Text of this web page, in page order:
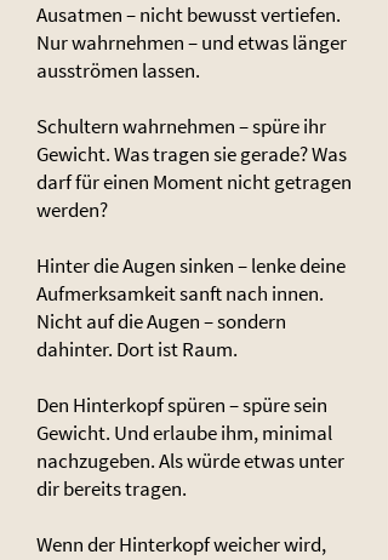
Ausatmen – nicht bewusst vertiefen.
Nur wahrnehmen – und etwas länger
ausströmen lassen.
Schultern wahrnehmen – spüre ihr
Gewicht. Was tragen sie gerade? Was
darf für einen Moment nicht getragen
werden?
Hinter die Augen sinken – lenke deine
Aufmerksamkeit sanft nach innen.
Nicht auf die Augen – sondern
dahinter. Dort ist Raum.
Den Hinterkopf spüren – spüre sein
Gewicht. Und erlaube ihm, minimal
nachzugeben. Als würde etwas unter
dir bereits tragen.
Wenn der Hinterkopf weicher wird,